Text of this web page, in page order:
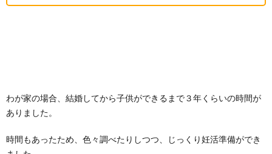
わが家の場合、結婚してから子供ができるまで３年くらいの時間が
ありました。
時間もあったため、色々調べたりしつつ、じっくり妊活準備ができ